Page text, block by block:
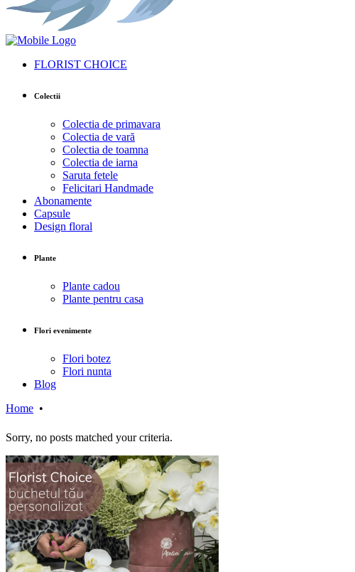
FLORIST CHOICE
Colectii
Colectia de primavara
Colectia de vară
Colectia de toamna
Colectia de iarna
Saruta fetele
Felicitari Handmade
Abonamente
Capsule
Design floral
Plante
Plante cadou
Plante pentru casa
Flori evenimente
Flori botez
Flori nunta
Blog
Home •
Sorry, no posts matched your criteria.